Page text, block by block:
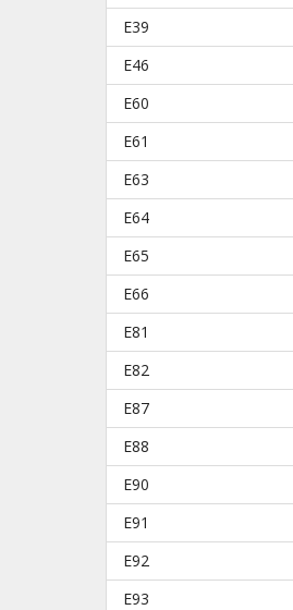
E39
E46
E60
E61
E63
E64
E65
E66
E81
E82
E87
E88
E90
E91
E92
E93